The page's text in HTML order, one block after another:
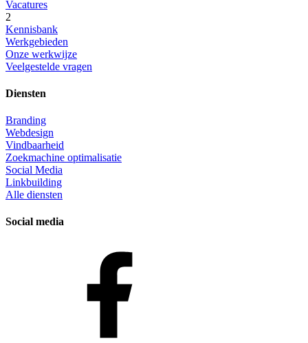
Vacatures
2
Kennisbank
Werkgebieden
Onze werkwijze
Veelgestelde vragen
Diensten
Branding
Webdesign
Vindbaarheid
Zoekmachine optimalisatie
Social Media
Linkbuilding
Alle diensten
Social media